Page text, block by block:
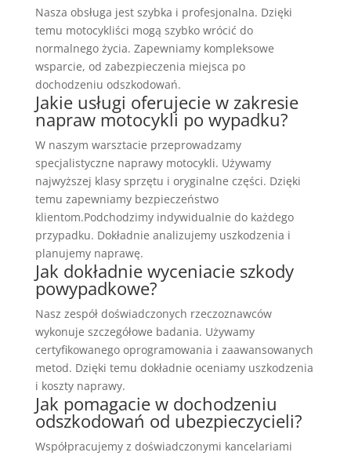
Nasza obsługa jest szybka i profesjonalna. Dzięki
temu motocykliści mogą szybko wrócić do
normalnego życia. Zapewniamy kompleksowe
wsparcie, od zabezpieczenia miejsca po
dochodzeniu odszkodowań.
Jakie usługi oferujecie w zakresie
napraw motocykli po wypadku?
W naszym warsztacie przeprowadzamy
specjalistyczne naprawy motocykli. Używamy
najwyższej klasy sprzętu i oryginalne części. Dzięki
temu zapewniamy bezpieczeństwo
klientom.Podchodzimy indywidualnie do każdego
przypadku. Dokładnie analizujemy uszkodzenia i
planujemy naprawę.
Jak dokładnie wyceniacie szkody
powypadkowe?
Nasz zespół doświadczonych rzeczoznawców
wykonuje szczegółowe badania. Używamy
certyfikowanego oprogramowania i zaawansowanych
metod. Dzięki temu dokładnie oceniamy uszkodzenia
i koszty naprawy.
Jak pomagacie w dochodzeniu
odszkodowań od ubezpieczycieli?
Współpracujemy z doświadczonymi kancelariami